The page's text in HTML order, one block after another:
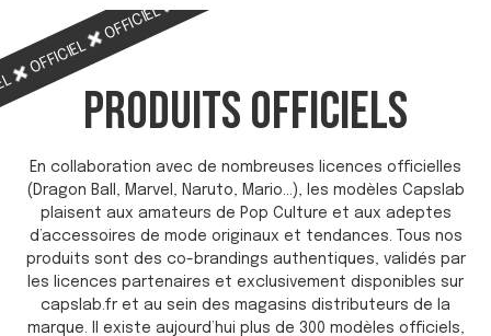
OFFICIEL
OFFICIEL
PRODUITS OFFICIELS
En collaboration avec de nombreuses licences officielles
(Dragon Ball, Marvel, Naruto, Mario…), les modèles Capslab
plaisent aux amateurs de Pop Culture et aux adeptes
d’accessoires de mode originaux et tendances. Tous nos
produits sont des co-brandings authentiques, validés par
les licences partenaires et exclusivement disponibles sur
capslab.fr et au sein des magasins distributeurs de la
marque. Il existe aujourd’hui plus de 300 modèles officiels,